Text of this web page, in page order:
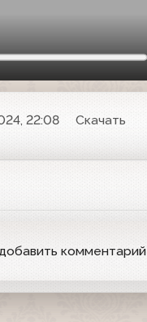
22:08
Скачать
комментарий